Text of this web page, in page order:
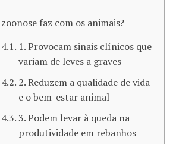
faz com os animais​?
1. Provocam sinais clínicos que
variam de leves a graves
2. Reduzem a qualidade de vida
e o bem-estar animal
3. Podem levar à queda na
produtividade em rebanhos